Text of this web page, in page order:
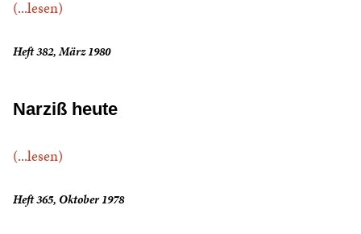
(...lesen)
Heft 382, März 1980
Narziß heute
(...lesen)
Heft 365, Oktober 1978